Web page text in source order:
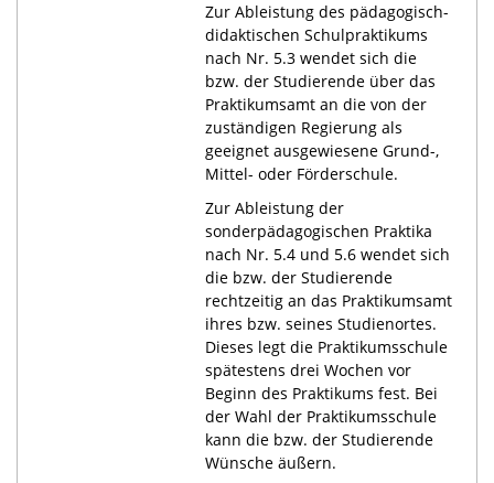
Zur Ableistung des pädagogisch-
didaktischen Schulpraktikums
nach Nr. 5.3 wendet sich die
bzw. der Studierende über das
Praktikumsamt an die von der
zuständigen Regierung als
geeignet ausgewiesene Grund-,
Mittel- oder Förderschule.
Zur Ableistung der
sonderpädagogischen Praktika
nach Nr. 5.4 und 5.6 wendet sich
die bzw. der Studierende
rechtzeitig an das Praktikumsamt
ihres bzw. seines Studienortes.
Dieses legt die Praktikumsschule
spätestens drei Wochen vor
Beginn des Praktikums fest. Bei
der Wahl der Praktikumsschule
kann die bzw. der Studierende
Wünsche äußern.